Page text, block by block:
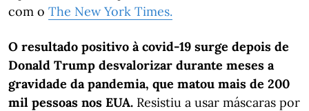
com o The New York Times.
O resultado positivo à covid-19 surge depois de
Donald Trump desvalorizar durante meses a
gravidade da pandemia, que matou mais de 200
mil pessoas nos EUA. Resistiu a usar máscaras por